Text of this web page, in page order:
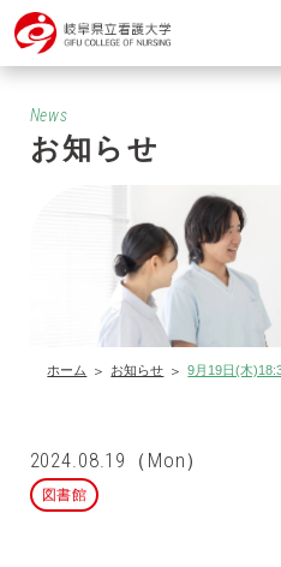
News
お知らせ
ホーム お知らせ 9月19日(木
2024.08.19（Mon）
図書館